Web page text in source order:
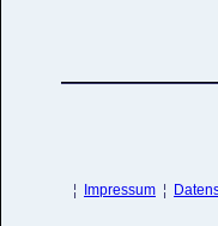
¦ Impressum ¦